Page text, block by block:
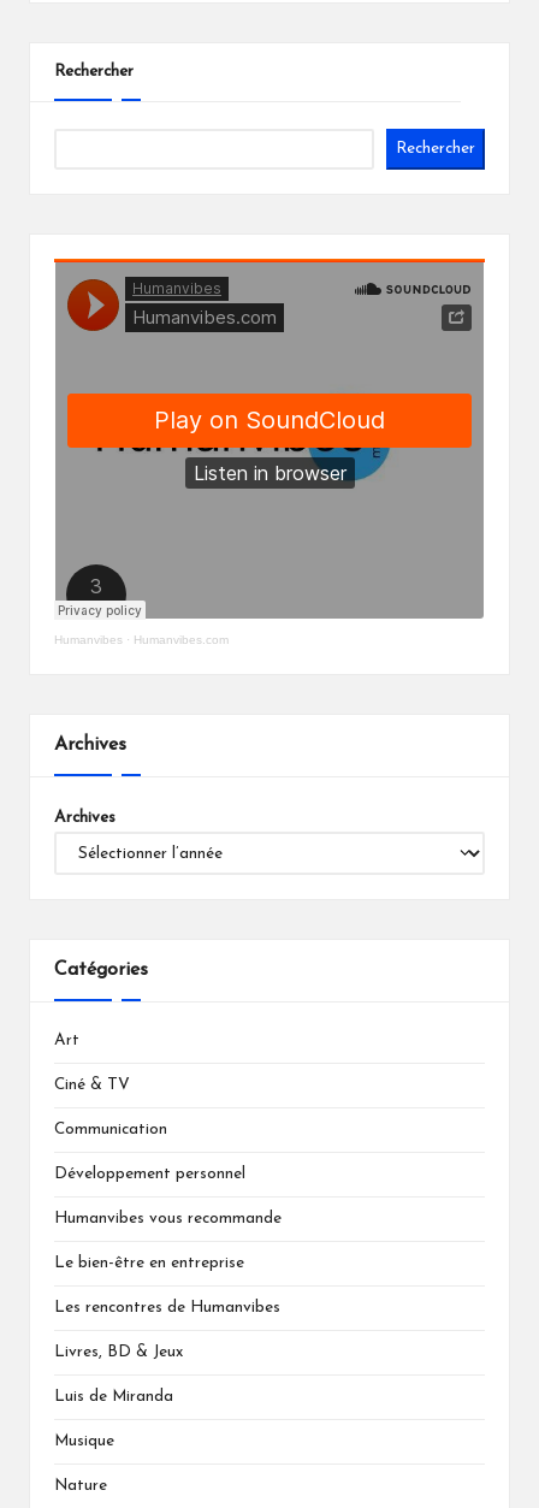
Rechercher
Rechercher
Humanvibes · Humanvibes.com
Archives
Archives
Catégories
Art
Ciné & TV
Communication
Développement personnel
Humanvibes vous recommande
Le bien-être en entreprise
Les rencontres de Humanvibes
Livres, BD & Jeux
Luis de Miranda
Musique
Nature